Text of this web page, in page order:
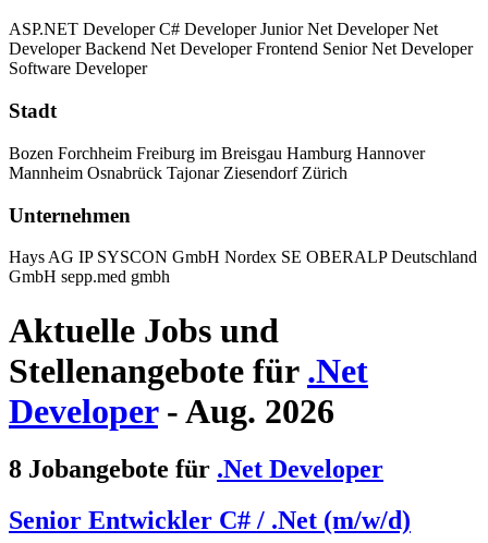
ASP.NET Developer C# Developer Junior Net Developer Net
Developer Backend Net Developer Frontend Senior Net Developer
Software Developer
Stadt
Bozen Forchheim Freiburg im Breisgau Hamburg Hannover
Mannheim Osnabrück Tajonar Ziesendorf Zürich
Unternehmen
Hays AG IP SYSCON GmbH Nordex SE OBERALP Deutschland
GmbH sepp.med gmbh
Aktuelle Jobs und
Stellenangebote für .Net
Developer- Aug. 2026
8 Jobangebote für .Net Developer
Senior Entwickler C# / .Net (m/w/d)